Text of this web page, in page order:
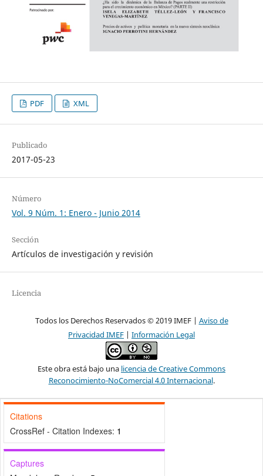
PDF XML
Publicado
2017-05-23
Número
Vol. 9 Núm. 1: Enero - Junio 2014
Sección
Artículos de investigación y revisión
Licencia
Todos los Derechos Reservados © 2019 IMEF | Aviso de
Privacidad IMEF | Información Legal
Este obra está bajo una licencia de Creative Commons
Reconocimiento-NoComercial 4.0 Internacional.
Citations
CrossRef - Citation Indexes: 1
Captures